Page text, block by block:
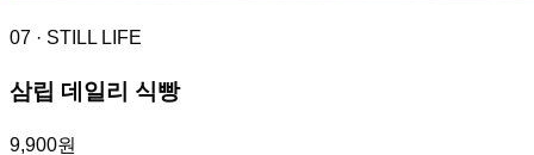
07 · STILL LIFE
삼립 데일리 식빵
9,900원